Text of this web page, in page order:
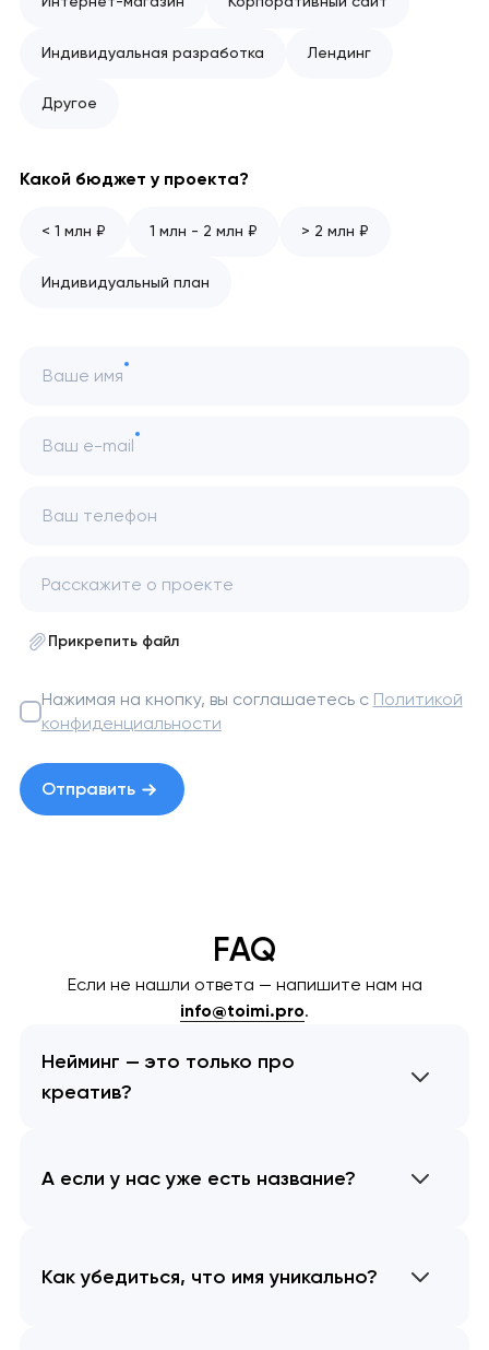
Индивидуальная разработка Лендинг
Другое
Какой бюджет у проекта?
< 1 млн ₽ 1 млн - 2 млн ₽ > 2 млн ₽
Индивидуальный план
Ваше имя
Ваш e-mail
Ваш телефон
Прикрепить файл
Нажимая на кнопку, вы соглашаетесь с Политикой
конфиденциальности
Отправить
FAQ
Если не нашли ответа — напишите нам на
info@toimi.pro.
Нейминг — это только про
креатив?
А если у нас уже есть название?
Как убедиться, что имя уникально?